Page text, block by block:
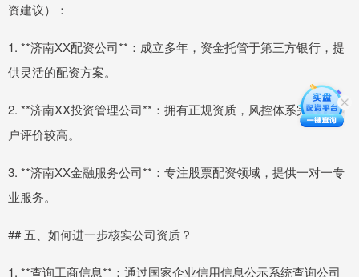
资建议）：
1. **济南XX配资公司**：成立多年，资金托管于第三方银行，提
供灵活的配资方案。
2. **济南XX投资管理公司**：拥有正规资质，风控体系完善，客
户评价较高。
3. **济南XX金融服务公司**：专注股票配资领域，提供一对一专
业服务。
## 五、如何进一步核实公司资质？
1. **查询工商信息**：通过国家企业信用信息公示系统查询公司